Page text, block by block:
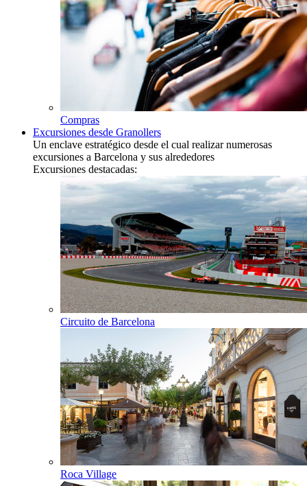
Compras
Excursiones desde Granollers
Un enclave estratégico desde el cual realizar numerosas
excursiones a Barcelona y sus alrededores
Excursiones destacadas:
Circuito de Barcelona
Roca Village